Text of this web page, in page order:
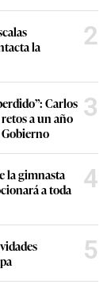
la
2
Carlos
a un año
Gobierno
3
la gimnasta
a toda
4
5